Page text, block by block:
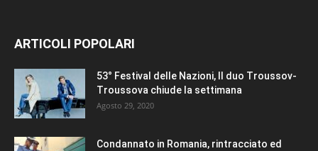
ARTICOLI POPOLARI
53° Festival delle Nazioni, Il duo Troussov-
Troussova chiude la settimana
Agosto 29, 2020
Condannato in Romania, rintracciato ed